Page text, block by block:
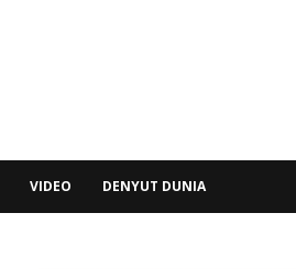
VIDEO DENYUT DUNIA